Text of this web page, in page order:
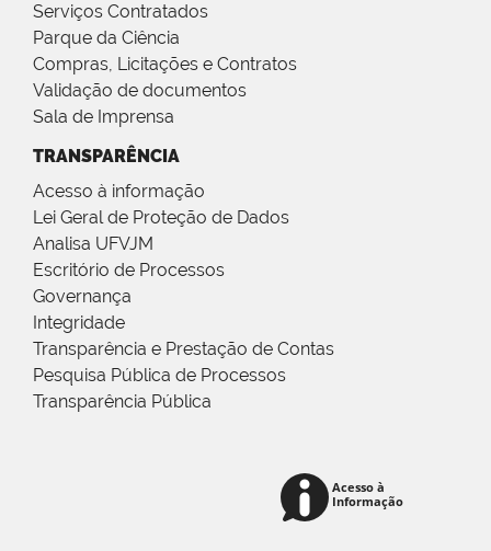
Serviços Contratados
Parque da Ciência
Compras, Licitações e Contratos
Validação de documentos
Sala de Imprensa
TRANSPARÊNCIA
Acesso à informação
Lei Geral de Proteção de Dados
Analisa UFVJM
Escritório de Processos
Governança
Integridade
Transparência e Prestação de Contas
Pesquisa Pública de Processos
Transparência Pública